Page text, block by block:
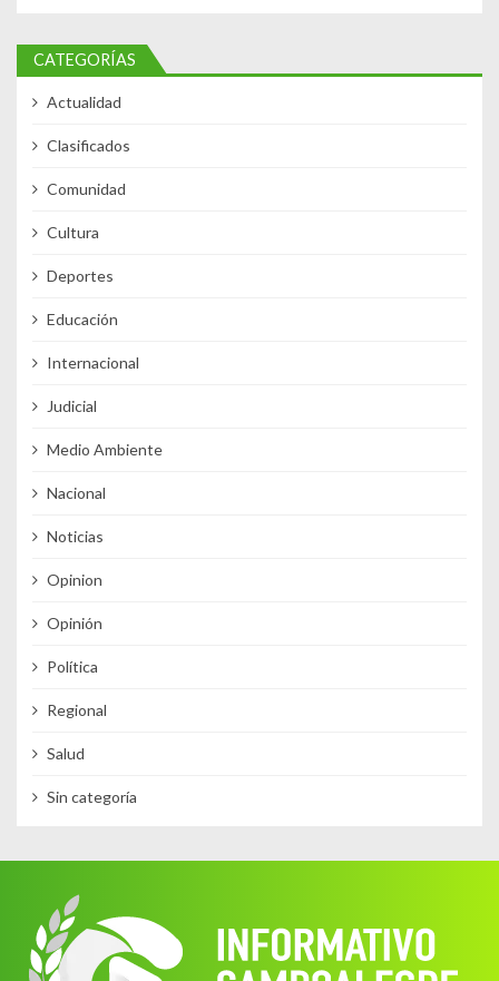
CATEGORÍAS
Actualidad
Clasificados
Comunidad
Cultura
Deportes
Educación
Internacional
Judicial
Medio Ambiente
Nacional
Noticias
Opinion
Opinión
Política
Regional
Salud
Sin categoría